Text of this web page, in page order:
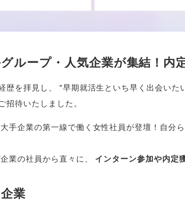
ループ・人気企業が集結！内
歴を拝見し 、
"早期就活生といち早く出会いた
招待いたしました。
大手企業の第一線で働く女性社員が登壇！自分
業の社員から直々に、 インターン参加や内定
業